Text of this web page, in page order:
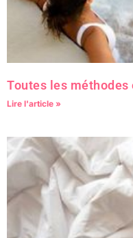
Toutes les
Lire l'article »